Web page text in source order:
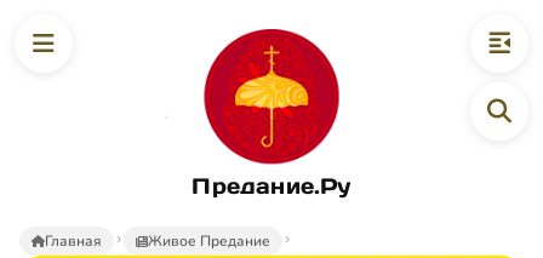
Предание.Ру
Главная
Живое Предание